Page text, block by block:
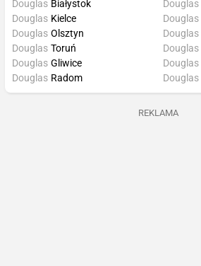
Douglas Białystok
Douglas Kielce
Douglas
Douglas
Douglas Olsztyn
Douglas Toruń
Douglas Gliwice
Douglas Radom
Douglas
Douglas
Douglas
Douglas
REKLAMA